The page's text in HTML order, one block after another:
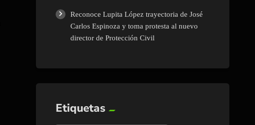
Reconoce Lupita López trayectoria de José
Carlos Espinoza y toma protesta al nuevo
director de Protección Civil
Etiquetas